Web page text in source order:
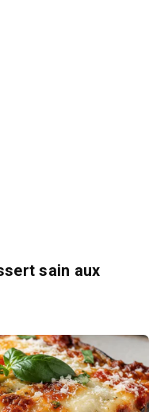
sain aux